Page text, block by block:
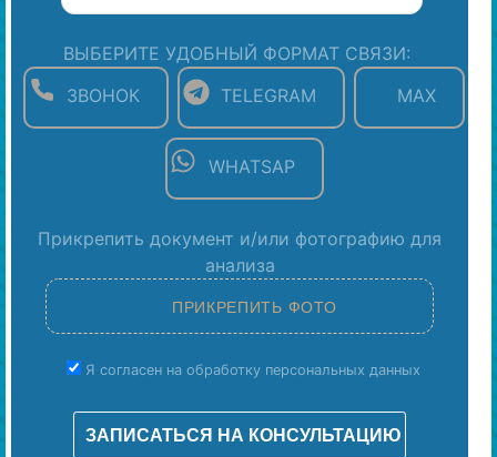
ВЫБЕРИТЕ УДОБНЫЙ ФОРМАТ СВЯЗИ:
ЗВОНОК
TELEGRAM MAX
WHATSAP
Прикрепить документ и/или фотографию для
анализа
Я согласен на обработку персональных данных